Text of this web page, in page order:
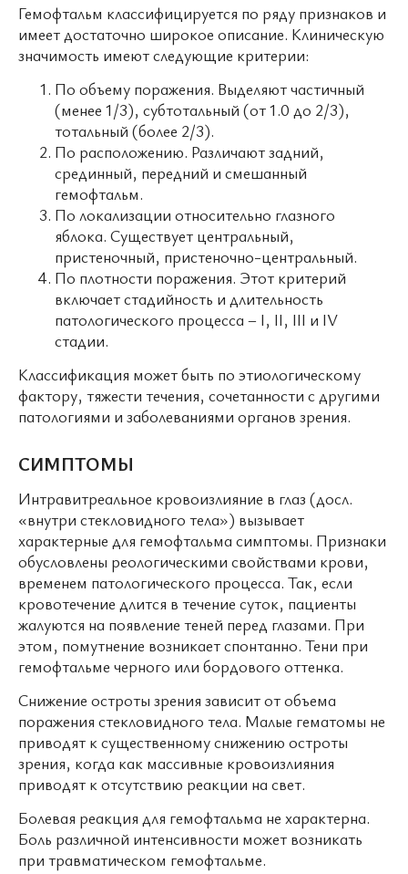
Гемофтальм классифицируется по ряду признаков и
имеет достаточно широкое описание. Клиническую
значимость имеют следующие критерии:
По объему поражения. Выделяют частичный
(менее 1/3), субтотальный (от 1.0 до 2/3),
тотальный (более 2/3).
По расположению. Различают задний,
срединный, передний и смешанный
гемофтальм.
По локализации относительно глазного
яблока. Существует центральный,
пристеночный, пристеночно-центральный.
По плотности поражения. Этот критерий
включает стадийность и длительность
патологического процесса – I, II, III и IV
стадии.
Классификация может быть по этиологическому
фактору, тяжести течения, сочетанности с другими
патологиями и заболеваниями органов зрения.
СИМПТОМЫ
Интравитреальное кровоизлияние в глаз (досл.
«внутри стекловидного тела») вызывает
характерные для гемофтальма симптомы. Признаки
обусловлены реологическими свойствами крови,
временем патологического процесса. Так, если
кровотечение длится в течение суток, пациенты
жалуются на появление теней перед глазами. При
этом, помутнение возникает спонтанно. Тени при
гемофтальме черного или бордового оттенка.
Снижение остроты зрения зависит от объема
поражения стекловидного тела. Малые гематомы не
приводят к существенному снижению остроты
зрения, когда как массивные кровоизлияния
приводят к отсутствию реакции на свет.
Болевая реакция для гемофтальма не характерна.
Боль различной интенсивности может возникать
при травматическом гемофтальме.